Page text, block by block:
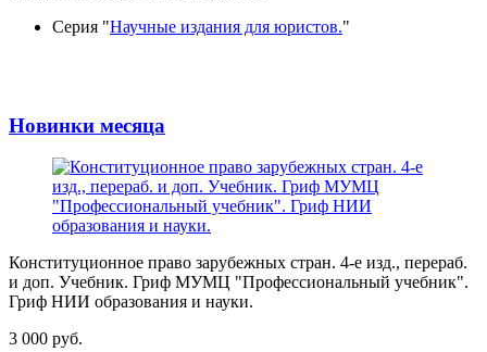
Серия "Научные издания для юристов."
Новинки месяца
Конституционное право зарубежных стран. 4-е изд., перераб.
и доп. Учебник. Гриф МУМЦ "Профессиональный учебник".
Гриф НИИ образования и науки.
3 000 руб.